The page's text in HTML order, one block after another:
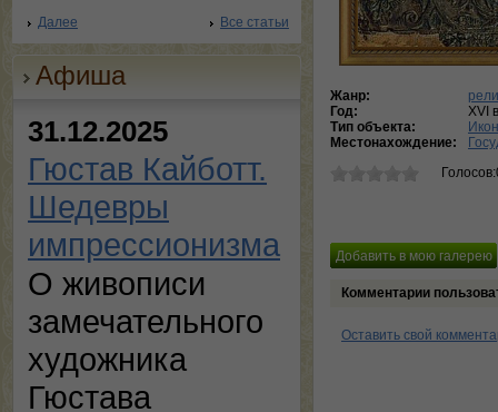
Далее Все статьи
Афиша
31.12.2025
Гюстав Кайботт.
Шедевры
импрессионизма
О живописи
замечательного
художника
Гюстава
Жанр:
Год:
XVI
Тип объекта:
Местонахождение:
Комментарии
Оставить свой